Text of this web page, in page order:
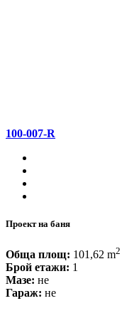
100-007-R
Проект на баня
Обща площ: 101,62 m2
Брой етажи: 1
Мазе: не
Гараж: не